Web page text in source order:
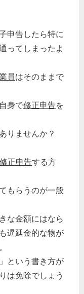
申告したら特に
ってしまったよ
員はそのままで
身で修正申告を
りませんか？
修正申告する方
もらうのが一般
な金額にはなら
遅延金的な物が
という書き方が
は免除でしょう